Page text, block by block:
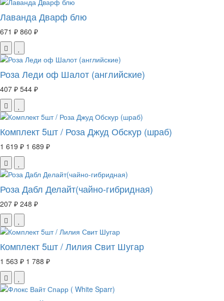
Лаванда Дварф блю
671 ₽ 860 ₽
Роза Леди оф Шалот (английские)
407 ₽ 544 ₽
Комплект 5шт / Роза Джуд Обскур (шраб)
1 619 ₽ 1 689 ₽
Роза Дабл Делайт(чайно-гибридная)
207 ₽ 248 ₽
Комплект 5шт / Лилия Свит Шугар
1 563 ₽ 1 788 ₽